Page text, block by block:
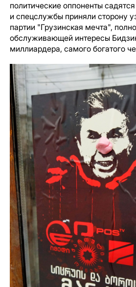
политические оппоненты
и спецслужбы приняли сторону
партии "Грузинская мечта",
обслуживающей интересы
миллиардера, самого богатого